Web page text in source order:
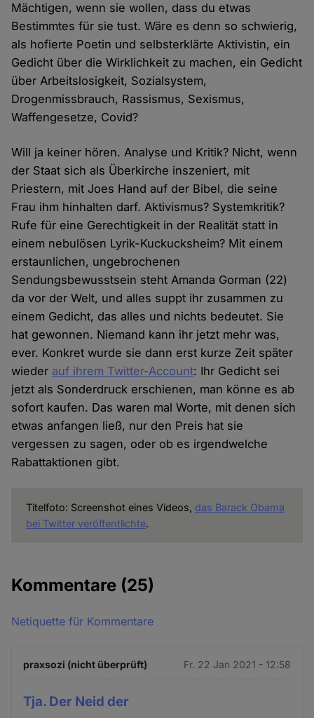
Mächtigen, wenn sie wollen, dass du etwas
Bestimmtes für sie tust. Wäre es denn so schwierig,
als hofierte Poetin und selbsterklärte Aktivistin, ein
Gedicht über die Wirklichkeit zu machen, ein Gedicht
über Arbeitslosigkeit, Sozialsystem,
Drogenmissbrauch, Rassismus, Sexismus,
Waffengesetze, Covid?
Will ja keiner hören. Analyse und Kritik? Nicht, wenn
der Staat sich als Überkirche inszeniert, mit
Priestern, mit Joes Hand auf der Bibel, die seine
Frau ihm hinhalten darf. Aktivismus? Systemkritik?
Rufe für eine Gerechtigkeit in der Realität statt in
einem nebulösen Lyrik-Kuckucksheim? Mit einem
erstaunlichen, ungebrochenen
Sendungsbewusstsein steht Amanda Gorman (22)
da vor der Welt, und alles suppt ihr zusammen zu
einem Gedicht, das alles und nichts bedeutet. Sie
hat gewonnen. Niemand kann ihr jetzt mehr was,
ever. Konkret wurde sie dann erst kurze Zeit später
wieder auf ihrem Twitter-Account: Ihr Gedicht sei
jetzt als Sonderdruck erschienen, man könne es ab
sofort kaufen. Das waren mal Worte, mit denen sich
etwas anfangen ließ, nur den Preis hat sie
vergessen zu sagen, oder ob es irgendwelche
Rabattaktionen gibt.
Titelfoto: Screenshot eines Videos, das Barack Obama
bei Twitter veröffentlichte.
Kommentare (25)
Netiquette für Kommentare
praxsozi (nicht überprüft) Fr. 22 Jan 2021 - 12:58
Tja. Der Neid der